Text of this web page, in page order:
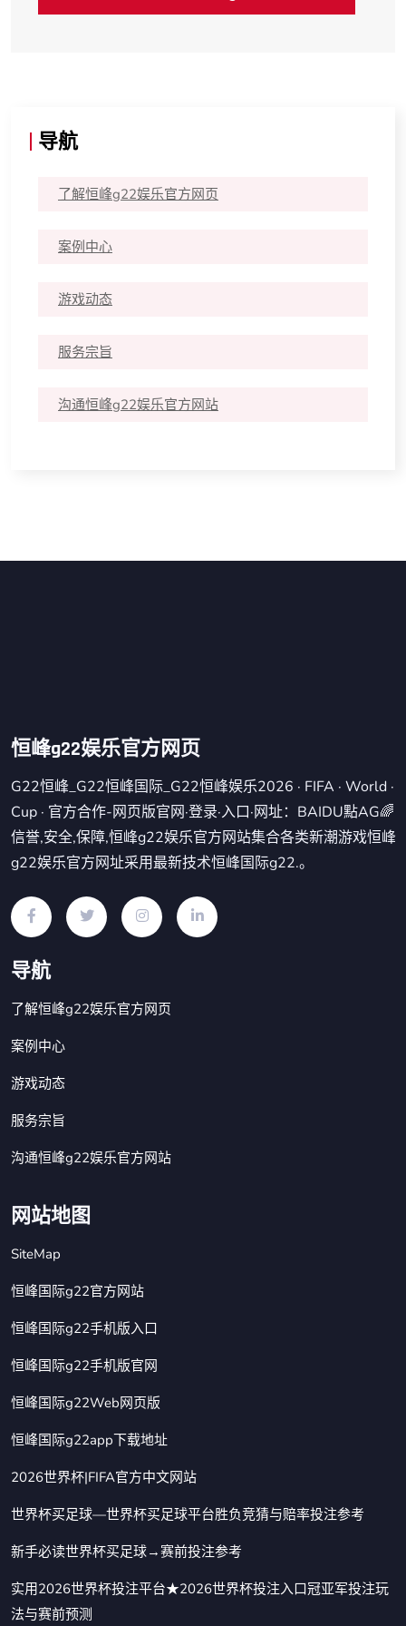
导航
了解恒峰g22娱乐官方网页
案例中心
游戏动态
服务宗旨
沟通恒峰g22娱乐官方网站
恒峰g22娱乐官方网页
G22恒峰_G22恒峰国际_G22恒峰娱乐2026 · FIFA · World ·
Cup · 官方合作-网页版官网·登录·入口·网址：BAIDU點AG🌈
信誉,安全,保障,恒峰g22娱乐官方网站集合各类新潮游戏恒峰
g22娱乐官方网址采用最新技术恒峰国际g22.。
导航
了解恒峰g22娱乐官方网页
案例中心
游戏动态
服务宗旨
沟通恒峰g22娱乐官方网站
网站地图
SiteMap
恒峰国际g22官方网站
恒峰国际g22手机版入口
恒峰国际g22手机版官网
恒峰国际g22Web网页版
恒峰国际g22app下载地址
2026世界杯|FIFA官方中文网站
世界杯买足球—世界杯买足球平台胜负竞猜与赔率投注参考
新手必读世界杯买足球→赛前投注参考
实用2026世界杯投注平台★2026世界杯投注入口冠亚军投注玩
法与赛前预测